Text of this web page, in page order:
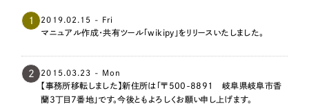
1 2019.02.15 - Fri
マニュアル作成・共有ツール「wikipy」をリリースいたしました。
2 2015.03.23 - Mon
【事務所移転しました】新住所は「〒500-8891 岐阜県岐阜市香
蘭3丁目7番地」です。今後ともよろしくお願い申し上げます。